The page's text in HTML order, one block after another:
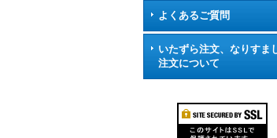
よくあるご質問
いたずら注文、なりすま
注文について